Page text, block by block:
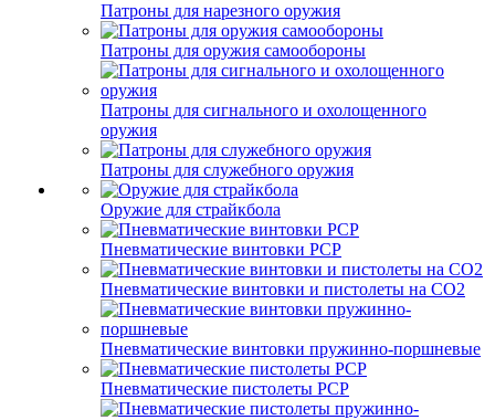
Патроны для нарезного оружия
Патроны для оружия самообороны
Патроны для сигнального и охолощенного
оружия
Патроны для служебного оружия
Оружие для страйкбола
Пневматические винтовки PCP
Пневматические винтовки и пистолеты на CO2
Пневматические винтовки пружинно-поршневые
Пневматические пистолеты PCP